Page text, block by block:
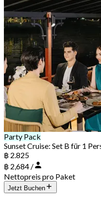
Party Pack
Sunset Cruise: Set B für 1
฿ 2.825
฿ 2,684 /
Nettopreis pro Paket
Jetzt Buchen